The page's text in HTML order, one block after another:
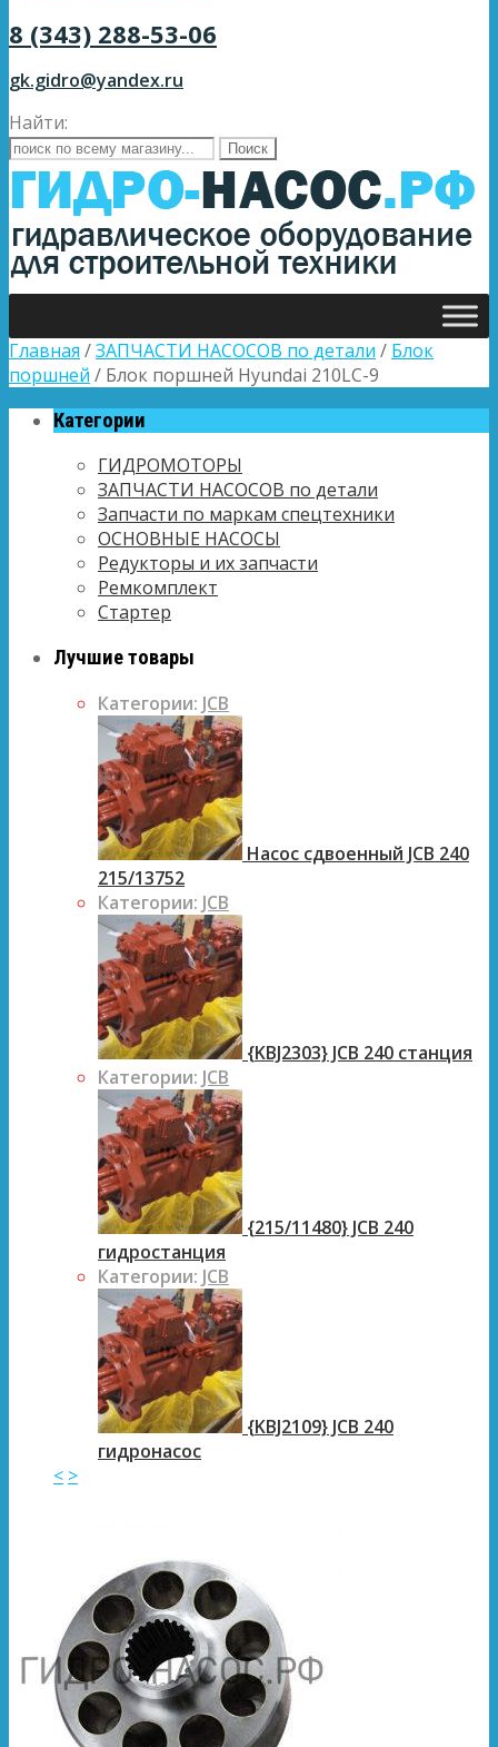
8 (343) 288-53-06
gk.gidro@yandex.ru
Найти:
Главная /ЗАПЧАСТИ НАСОСОВ по детали / Блок
поршней / Блок поршней Hyundai 210LC-9
Категории
ГИДРОМОТОРЫ
ЗАПЧАСТИ НАСОСОВ по детали
Запчасти по маркам спецтехники
ОСНОВНЫЕ НАСОСЫ
Редукторы и их запчасти
Ремкомплект
Стартер
Лучшие товары
Категории: JCB
Насос сдвоенный JCB 240
215/13752
Категории: JCB
{KBJ2303} JCB 240 станция
Категории: JCB
{215/11480} JCB 240
гидростанция
Категории: JCB
{KBJ2109} JCB 240
гидронасос
< >